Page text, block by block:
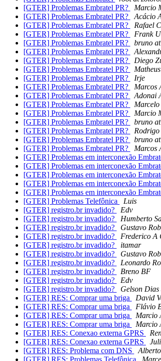
[GTER] Problemas Embratel PR?
Marcio
[GTER] Problemas Embratel PR?
Acácio
[GTER] Problemas Embratel PR?
Rafael
[GTER] Problemas Embratel PR?
Frank
[GTER] Problemas Embratel PR?
bruno
[GTER] Problemas Embratel PR?
[GTER] Problemas Embratel PR?
Diego
[GTER] Problemas Embratel PR?
[GTER] Problemas Embratel PR?
Irje
[GTER] Problemas Embratel PR?
Marcos
[GTER] Problemas Embratel PR?
Adonai
[GTER] Problemas Embratel PR?
Marcelo
[GTER] Problemas Embratel PR?
Marcio
[GTER] Problemas Embratel PR?
bruno
[GTER] Problemas Embratel PR?
[GTER] Problemas Embratel PR?
bruno
[GTER] Problemas Embratel PR?
Marcos
[GTER] Problemas em interconexão
[GTER] Problemas em interconexão
[GTER] Problemas em interconexão
[GTER] Problemas em interconexão
[GTER] Problemas em interconexão
[GTER] Problemas Telefônica
Luis
[GTER] registro.br invadido?
Edv
[GTER] registro.br invadido?
Humberto
[GTER] registro.br invadido?
Gustavo
[GTER] registro.br invadido?
Frederico A
[GTER] registro.br invadido?
itamar
[GTER] registro.br invadido?
Gustavo
[GTER] registro.br invadido?
Leonardo
[GTER] registro.br invadido?
Breno BF
[GTER] registro.br invadido?
Edv
[GTER] registro.br invadido?
Gelson Dias
[GTER] RES: Comprar uma briga
David
[GTER] RES: Comprar uma briga
Flávio
[GTER] RES: Comprar uma briga
Marcio
[GTER] RES: Comprar uma briga
Marcio
[GTER] RES: Conexao externa GPRS
[GTER] RES: Conexao externa GPRS
[GTER] RES: Problema com DNS